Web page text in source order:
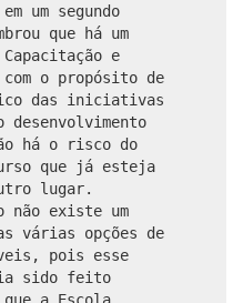
um segundo
que há um
e
o propósito de
das iniciativas
desenvolvimento
há o risco do
que já esteja
lugar.
não existe um
várias opções de
pois esse
sido feito
a Escola